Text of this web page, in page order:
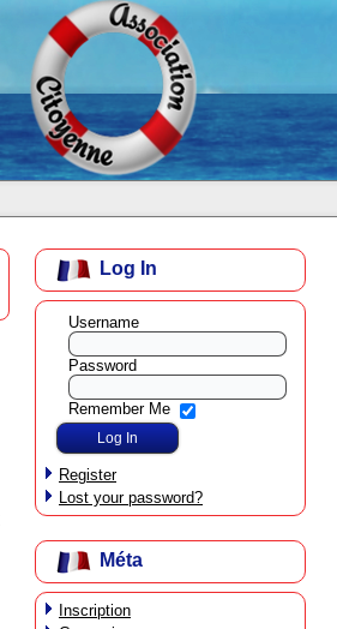
Log In
Username
Password
Remember Me
Register
Lost your password?
Méta
Inscription